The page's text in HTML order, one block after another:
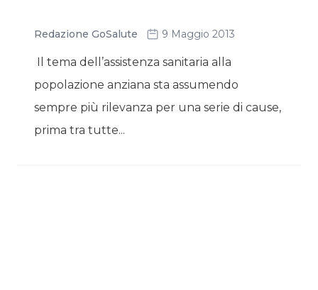
Redazione GoSalute 9 Maggio 2013
Il tema dell’assistenza sanitaria alla
popolazione anziana sta assumendo
sempre più rilevanza per una serie di cause,
prima tra tutte...